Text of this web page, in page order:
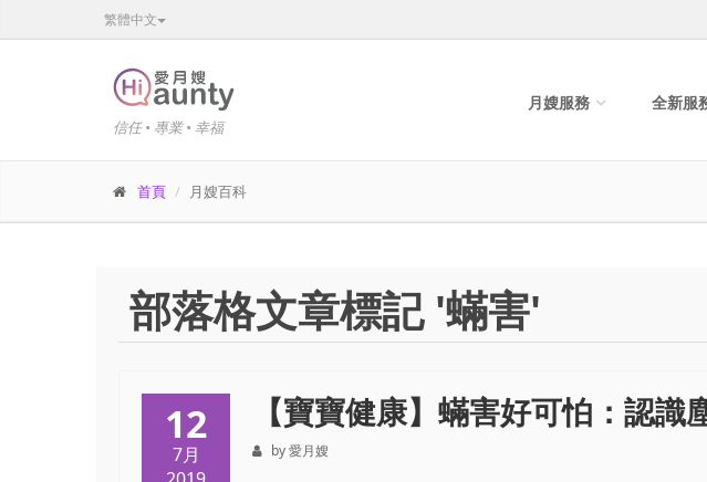
繁體中文
信任 • 專業 • 幸福
月嫂服務 全新服
首頁 月嫂百科
部落格文章標記 '蟎害'
12
7月
【寶寶健康】蟎害好可怕：認識
by 愛月嫂